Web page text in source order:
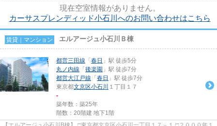
現在空室情報がありません。
カーサスプレンディッド小石川へのお問い合わせはこちら
賃貸｜マンション エルアージュ小石川Ｂ棟
都営三田線 「 春日 」駅 徒歩5分
丸ノ内線 「 後楽園 」駅 徒歩7分
都営大江戸線 「 春日 」駅 徒歩7分
東京都文京区小石川 １丁目１７
-
築年数：築25年
階数：20階建 地下1階